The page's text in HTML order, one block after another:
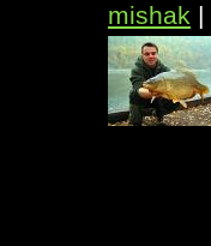
mishak |